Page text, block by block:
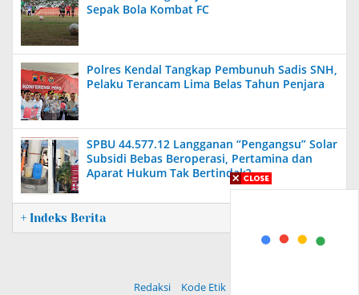
Sepak Bola Kombat FC
Polres Kendal Tangkap Pembunuh Sadis SNH,
Pelaku Terancam Lima Belas Tahun Penjara
SPBU 44.577.12 Langganan “Pengangsu” Solar
Subsidi Bebas Beroperasi, Pertamina dan
Aparat Hukum Tak Bertindak?
+ Indeks Berita
Redaksi Kode Etik